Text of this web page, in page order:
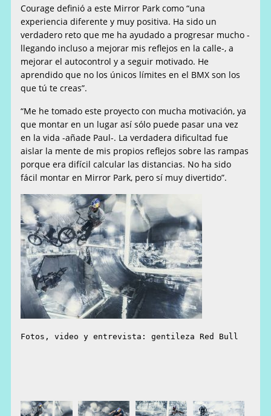
Courage definió a este Mirror Park como “una
experiencia diferente y muy positiva. Ha sido un
verdadero reto que me ha ayudado a progresar mucho -
llegando incluso a mejorar mis reflejos en la calle-, a
mejorar el autocontrol y a seguir motivado. He
aprendido que no los únicos límites en el BMX son los
que tú te creas”.
“Me he tomado este proyecto con mucha motivación, ya
que montar en un lugar así sólo puede pasar una vez
en la vida -añade Paul-. La verdadera dificultad fue
aislar la mente de mis propios reflejos sobre las rampas
porque era difícil calcular las distancias. No ha sido
fácil montar en Mirror Park, pero sí muy divertido”.
Fotos, video y entrevista: gentileza Red Bull